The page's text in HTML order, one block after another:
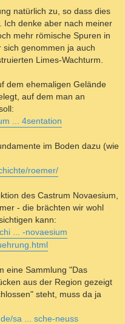
natürlich zu, so dass dies
Ich denke aber nach meiner
mehr römische Spuren in
genommen ja auch
Limes-Wachturm.
dem ehemaligen Gelände
auf dem man an
... 4sentation
im Boden dazu (wie
roemer/
des Castrum Novaesium,
- die brächten wir wohl
kann:
... -novaesium
eine Sammlung "Das
aus der Region gezeigt
steht, muss da ja
sa ... sche-neuss